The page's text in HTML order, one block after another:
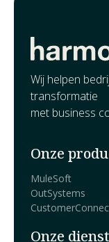
Wij helpen
transformatie
met business
Onze
MuleSoft
OutSystems
Onze